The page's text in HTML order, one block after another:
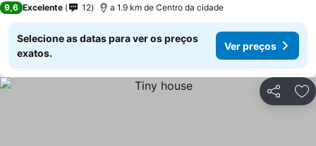
9,6 Excelente 12 a 1.9 km de Centro da cidade
Selecione as datas para ver os preços
exatos.
Ver preços
Partilhar